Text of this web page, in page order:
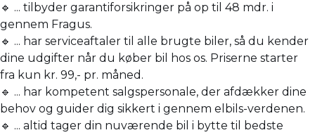
🔹 ... tilbyder garantiforsikringer på op til 48 mdr. i
gennem Fragus.
🔹 ... har serviceaftaler til alle brugte biler, så du kender
dine udgifter når du køber bil hos os. Priserne starter
fra kun kr. 99,- pr. måned.
🔹 ... har kompetent salgspersonale, der afdækker dine
behov og guider dig sikkert i gennem elbils-verdenen.
🔹 ... altid tager din nuværende bil i bytte til bedste